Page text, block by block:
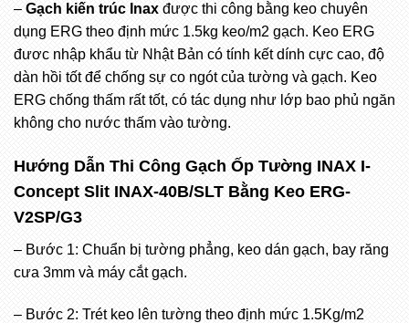
– Gạch kiến trúc Inax được thi công bằng keo chuyên
dụng ERG theo định mức 1.5kg keo/m2 gạch. Keo ERG
đươc nhập khẩu từ Nhật Bản có tính kết dính cực cao, độ
dàn hồi tốt để chống sự co ngót của tường và gạch. Keo
ERG chống thấm rất tốt, có tác dụng như lớp bao phủ ngăn
không cho nước thấm vào tường.
Hướng Dẫn Thi Công Gạch Ốp Tường INAX I-
Concept Slit INAX-40B/SLT Bằng Keo ERG-
V2SP/G3
– Bước 1: Chuẩn bị tường phẳng, keo dán gạch, bay răng
cưa 3mm và máy cắt gạch.
– Bước 2: Trét keo lên tường theo định mức 1.5Kg/m2